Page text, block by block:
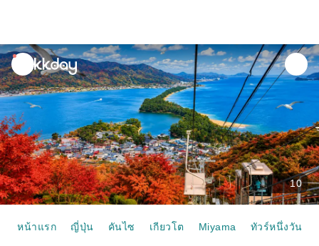
unread
notifications
10
หน้าแรก ญี่ปุ่น คันไซ เกียวโต Miyama ทัวร์หนึ่งวัน